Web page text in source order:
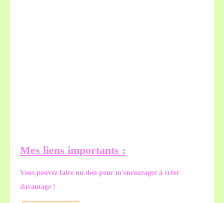
Mes liens importants :
Vous pouvez faire un don pour m'encourager à créer
davantage !